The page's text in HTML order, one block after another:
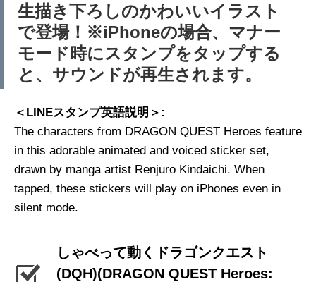
生描き下ろしのかわいいイラスト
で登場！※iPhoneの場合、マナー
モード時にスタンプをタップする
と、サウンドが再生されます。
＜LINEスタンプ英語説明＞:
The characters from DRAGON QUEST Heroes feature
in this adorable animated and voiced sticker set,
drawn by manga artist Renjuro Kindaichi. When
tapped, these stickers will play on iPhones even in
silent mode.
しゃべって動くドラゴンクエスト
(DQH)(DRAGON QUEST Heroes: